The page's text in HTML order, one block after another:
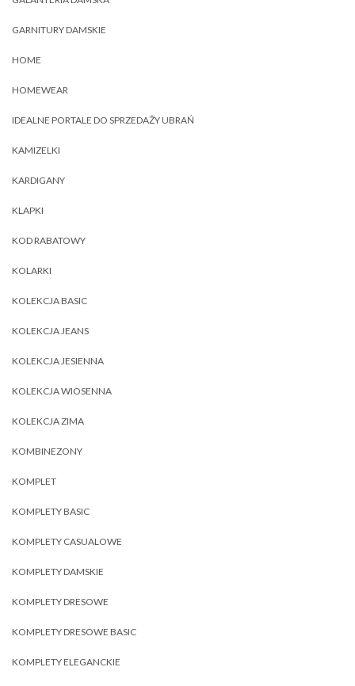
GARNITURY DAMSKIE
HOME
HOMEWEAR
IDEALNE PORTALE DO SPRZEDAŻY UBRAŃ
KAMIZELKI
KARDIGANY
KLAPKI
KOD RABATOWY
KOLARKI
KOLEKCJA BASIC
KOLEKCJA JEANS
KOLEKCJA JESIENNA
KOLEKCJA WIOSENNA
KOLEKCJA ZIMA
KOMBINEZONY
KOMPLET
KOMPLETY BASIC
KOMPLETY CASUALOWE
KOMPLETY DAMSKIE
KOMPLETY DRESOWE
KOMPLETY DRESOWE BASIC
KOMPLETY ELEGANCKIE